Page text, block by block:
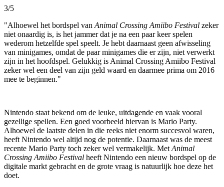
3/5
"Alhoewel het bordspel van Animal Crossing Amiibo Festival zeker
niet onaardig is, is het jammer dat je na een paar keer spelen
wederom hetzelfde spel speelt. Je hebt daarnaast geen afwisseling
van minigames, omdat de paar minigames die er zijn, niet verwerkt
zijn in het hoofdspel. Gelukkig is Animal Crossing Amiibo Festival
zeker wel een deel van zijn geld waard en daarmee prima om 2016
mee te beginnen."
Nintendo staat bekend om de leuke, uitdagende en vaak vooral
gezellige spellen. Een goed voorbeeld hiervan is Mario Party.
Alhoewel de laatste delen in die reeks niet enorm succesvol waren,
heeft Nintendo wel altijd nog de potentie. Daarnaast was de meest
recente Mario Party toch zeker wel vermakelijk. Met Animal
Crossing Amiibo Festival heeft Nintendo een nieuw bordspel op de
digitale markt gebracht en de grote vraag is natuurlijk hoe deze het
doet.